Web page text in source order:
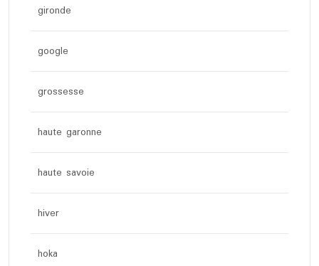
gironde
google
grossesse
haute garonne
haute savoie
hiver
hoka